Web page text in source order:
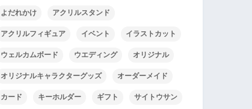
よだれかけ アクリルスタンド
アクリルフィギュア イベント イラストカット
ウェルカムボード ウエディング オリジナル
オリジナルキャラクターグッズ オーダーメイド
カード キーホルダー ギフト サイトウサン